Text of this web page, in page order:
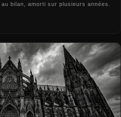
bilan, amorti sur plusieurs années.